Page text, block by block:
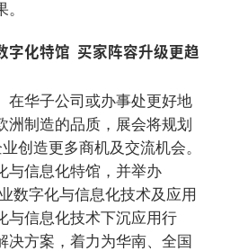
字化特馆 买家阵容升级更趋
在华子公司或办事处更好地
洲制造的品质，展会将规划
创造更多商机及交流机会。
与信息化特馆，并举办
数字化与信息化技术及应用
与信息化技术下沉应用行
决方案，着力为华南、全国